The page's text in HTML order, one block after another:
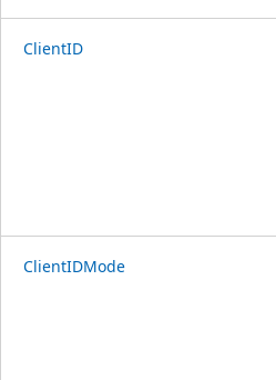
ClientID
ClientIDMode